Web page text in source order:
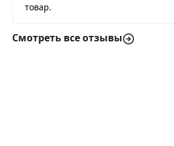
товар.
Смотреть все отзывы